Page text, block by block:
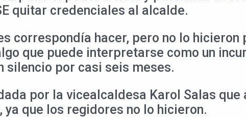
quitar credenciales al alcalde.
correspondía hacer, pero no lo
que puede interpretarse como un
silencio por casi seis meses.
por la vicealcaldesa Karol Salas
que los regidores no lo hicieron.